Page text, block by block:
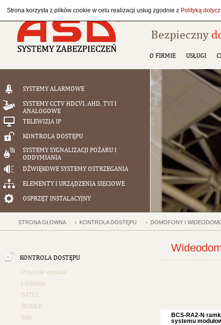
Bezpieczny
O FIRMIE USŁUGI
SYSTEMY ALARMOWE
SYSTEMY CCTV HDCVI, AHD, TVI I
ANALOGOWE
TELEWIZJA IP
KONTROLA DOSTĘPU
SYSTEMY SYGNALIZACJI POŻARU I
ODDYMIANIA
DŹWIĘKOWE SYSTEMY OSTRZEGANIA
ELEMENTY I URZĄDZENIA SIECIOWE
OSPRZĘT INSTALACYJNY
STRONA GŁÓWNA KONTROLA DOSTĘPU DOMOFONY I
KONTROLA DOSTĘPU
Przyciski wyjścia
Lockdata
SATEL
ROGER
BiBi
BCS-RA2-N
systemu
Strona korzysta z plików cookie w celu realizacji usług zgodnie z Polityką